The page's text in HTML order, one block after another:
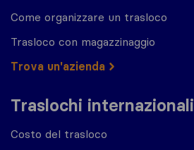
Come organizzare un trasloco
Trasloco con magazzinaggio
Trova un'azienda
Traslochi internazionali
Costo del trasloco